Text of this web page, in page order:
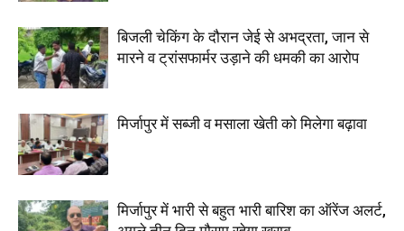
बिजली चेकिंग के दौरान जेई से अभद्रता, जान से
मारने व ट्रांसफार्मर उड़ाने की धमकी का आरोप
मिर्जापुर में सब्जी व मसाला खेती को मिलेगा बढ़ावा
मिर्जापुर में भारी से बहुत भारी बारिश का ऑरेंज अलर्ट,